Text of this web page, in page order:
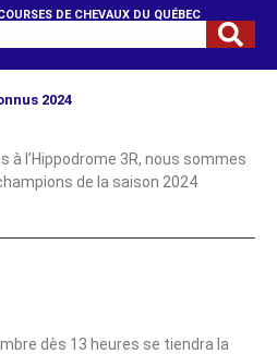
DE CHEVAUX DU QUÉBEC
2024
à l’Hippodrome 3R, nous sommes
de la saison 2024
dès 13 heures se tiendra la